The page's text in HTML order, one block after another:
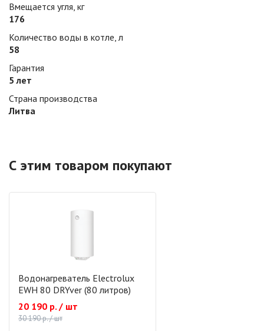
Вмещается угля, кг
176
Количество воды в котле, л
58
Гарантия
5 лет
Страна производства
Литва
С этим товаром покупают
Водонагреватель Electrolux
EWH 80 DRYver (80 литров)
20 190 р. / шт
30 190 р. / шт